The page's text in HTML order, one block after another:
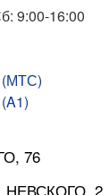
9:00-16:00
(МТС)
76
НЕВСКОГО, 2